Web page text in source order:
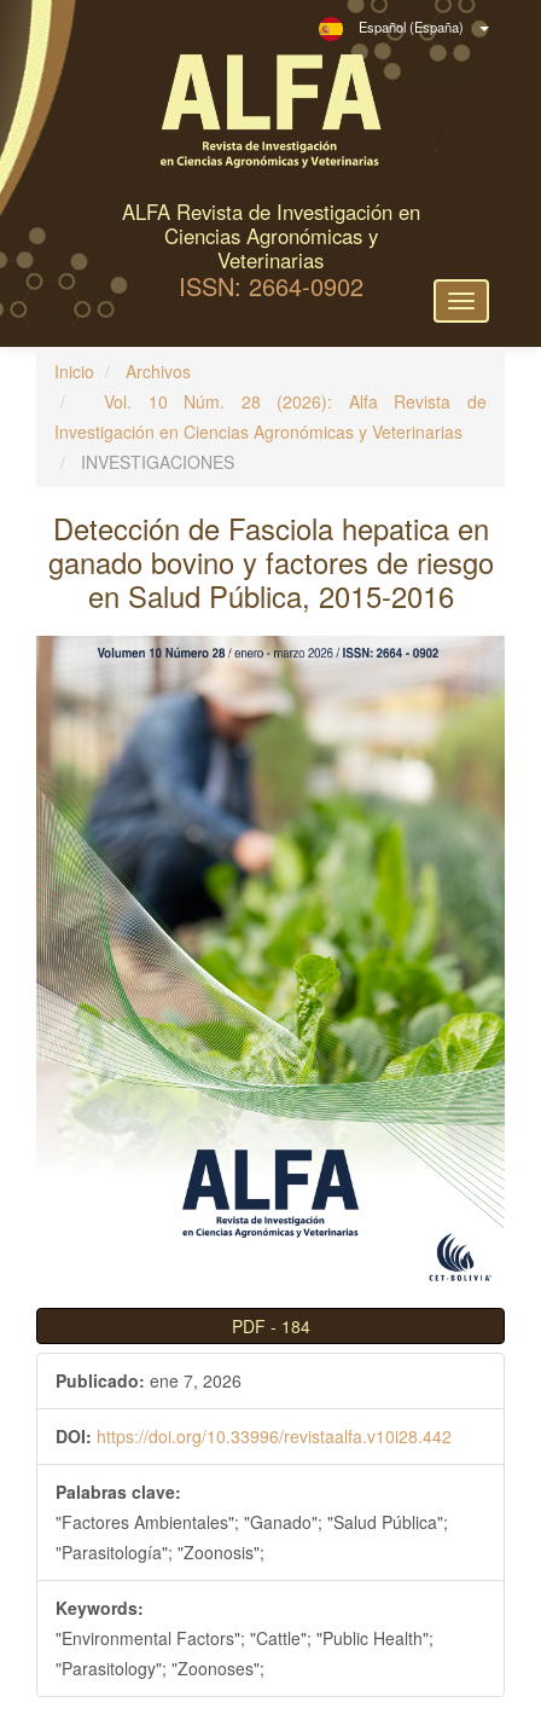
N
a
e
r
l
C
d
o
p
r
i
n
c
i
p
a
t
r
l
Español (España)
ALFA Revista de Investigación en
Ciencias Agronómicas y
Veterinarias
ISSN: 2664-0902
Toggle
Inicio
Archivos
Vol. 10 Núm. 28 (2026): Alfa Revista de
Investigación en Ciencias Agronómicas y Veterinarias
INVESTIGACIONES
Detección de Fasciola hepatica en
ganado bovino y factores de riesgo
en Salud Pública, 2015-2016
Barra
lateral
del
artículo
PDF - 184
Publicado: ene 7, 2026
DOI: https://doi.org/10.33996/revistaalfa.v10i28.442
Palabras clave:
"Factores Ambientales"; "Ganado"; "Salud Pública";
"Parasitología"; "Zoonosis";
Keywords:
"Environmental Factors"; "Cattle"; "Public Health";
"Parasitology"; "Zoonoses";